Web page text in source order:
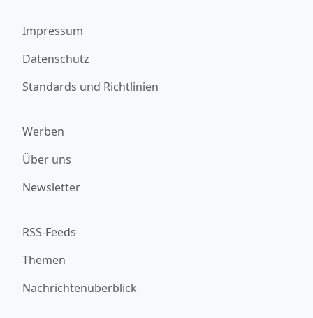
Impressum
Datenschutz
Standards und Richtlinien
Werben
Über uns
Newsletter
RSS-Feeds
Themen
Nachrichtenüberblick